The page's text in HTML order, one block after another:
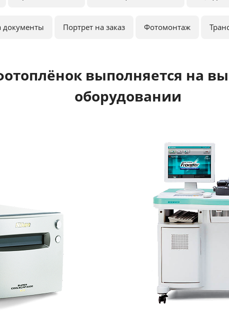
документы Портрет на заказ Фотомонтаж
выполняется на
оборудовании